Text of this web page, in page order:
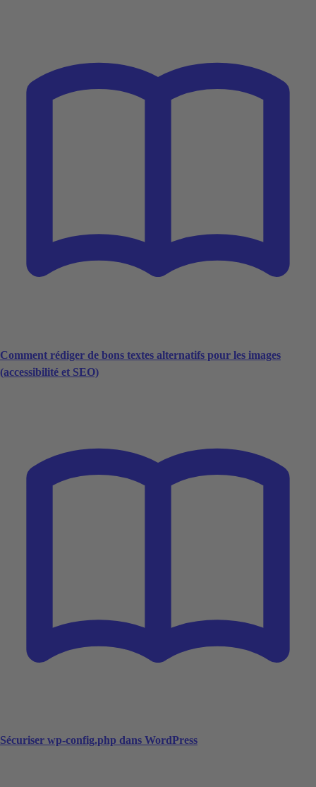
Comment rédiger de bons textes alternatifs pour les images
(accessibilité et SEO)
Sécuriser wp-config.php dans WordPress